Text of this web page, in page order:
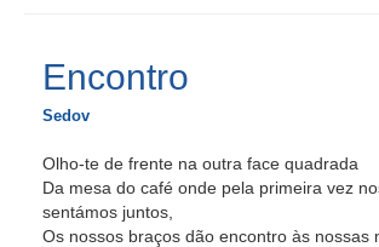
Encontro
Sedov
Olho-te de frente na outra face quadrada
Da mesa do café onde pela primeira vez
sentámos juntos,
Os nossos braços dão encontro às nossas